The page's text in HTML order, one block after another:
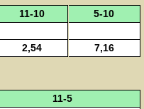
11-10
5-10
2,54 7,16
11-5